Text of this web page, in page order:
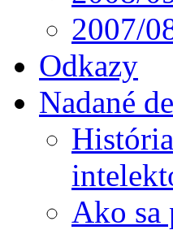
2007/
Odkazy
Nadané
Ako sa